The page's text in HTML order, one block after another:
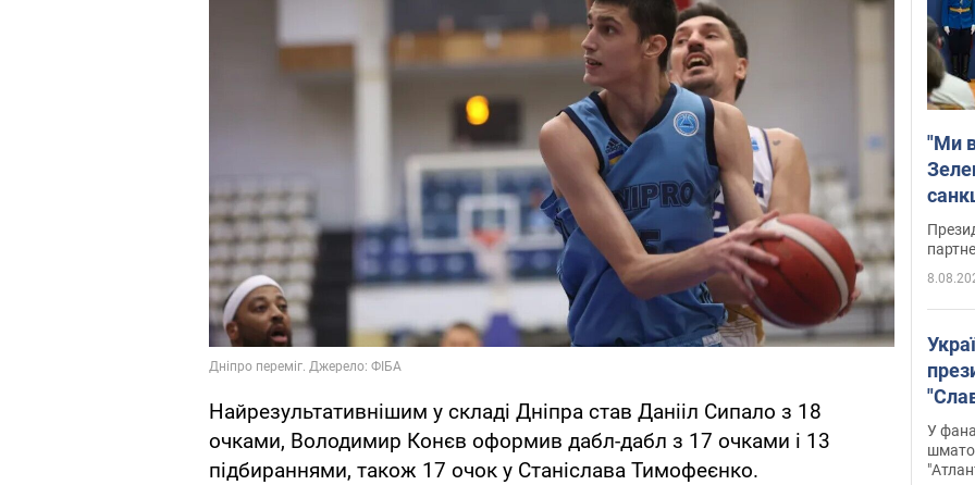
Найрезультативнішим у складі Дніпра став Данііл Сипало з 18
очками, Володимир Конєв оформив дабл-дабл з 17 очками і 13
підбираннями, також 17 очок у Станіслава Тимофеєнко.
"Ми
У